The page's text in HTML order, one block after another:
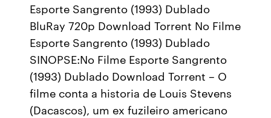
Esporte Sangrento (1993) Dublado
BluRay 720p Download Torrent No Filme
Esporte Sangrento (1993) Dublado
SINOPSE:No Filme Esporte Sangrento
(1993) Dublado Download Torrent – O
filme conta a historia de Louis Stevens
(Dacascos), um ex fuzileiro americano